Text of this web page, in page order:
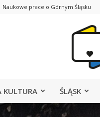
Naukowe prace o Górnym Śląsku
KULTURA ŚLĄSK